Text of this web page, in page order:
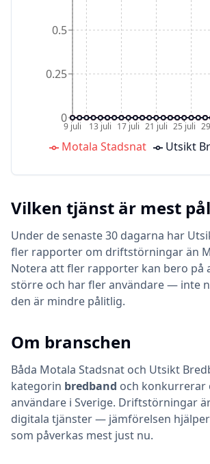
9 juli 13 juli 17 juli 21 juli 25 juli
0
0.25
0.5
Motala Stadsnat Utsikt
Vilken tjänst är mest
Under de senaste 30 dagarna har
fler rapporter om driftstörningar än
Notera att fler rapporter kan bero på
större och har fler användare — inte
den är mindre pålitlig.
Om branschen
Båda Motala Stadsnat och Utsikt
kategorin bredband och konkurrerar
användare i Sverige. Driftstörningar
digitala tjänster — jämförelsen
som påverkas mest just nu.